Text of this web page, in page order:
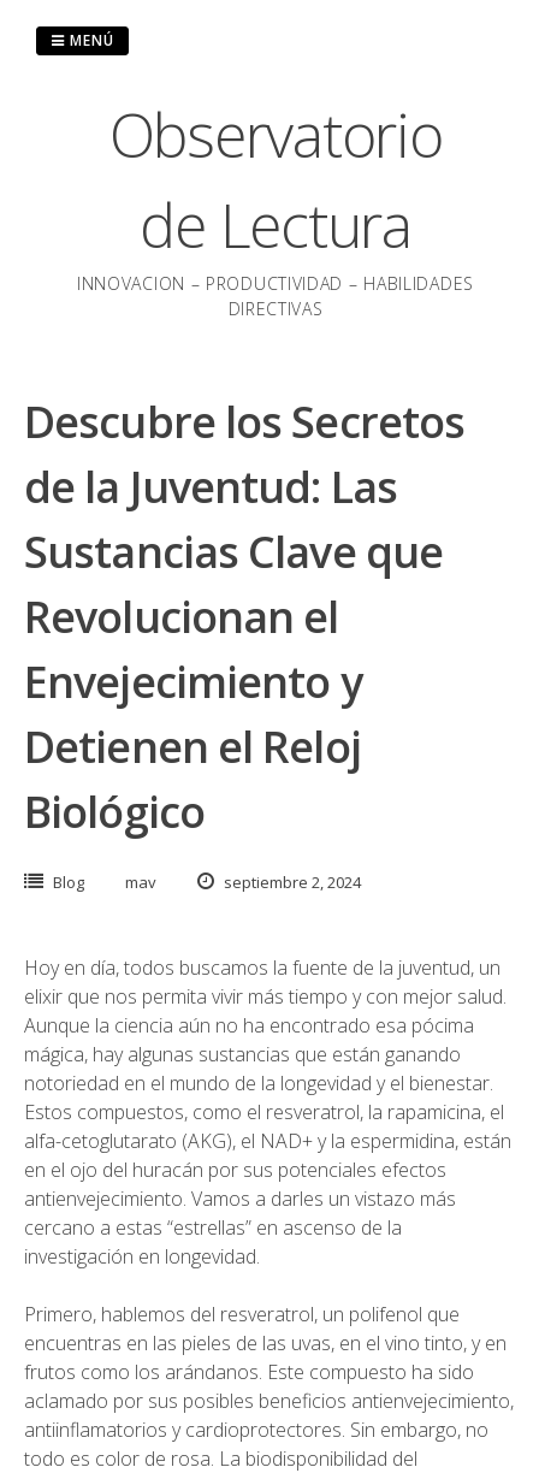
Observatorio
de Lectura
INNOVACION – PRODUCTIVIDAD – HABILIDADES
DIRECTIVAS
MENÚ
Descubre los Secretos
de la Juventud: Las
Sustancias Clave que
Revolucionan el
Envejecimiento y
Detienen el Reloj
Biológico
Blog mav septiembre 2, 2024
Hoy en día, todos buscamos la fuente de la juventud, un
elixir que nos permita vivir más tiempo y con mejor salud.
Aunque la ciencia aún no ha encontrado esa pócima
mágica, hay algunas sustancias que están ganando
notoriedad en el mundo de la longevidad y el bienestar.
Estos compuestos, como el resveratrol, la rapamicina, el
alfa-cetoglutarato (AKG), el NAD+ y la espermidina, están
en el ojo del huracán por sus potenciales efectos
antienvejecimiento. Vamos a darles un vistazo más
cercano a estas “estrellas” en ascenso de la
investigación en longevidad.
Primero, hablemos del resveratrol, un polifenol que
encuentras en las pieles de las uvas, en el vino tinto, y en
frutos como los arándanos. Este compuesto ha sido
aclamado por sus posibles beneficios antienvejecimiento,
antiinflamatorios y cardioprotectores. Sin embargo, no
todo es color de rosa. La biodisponibilidad del